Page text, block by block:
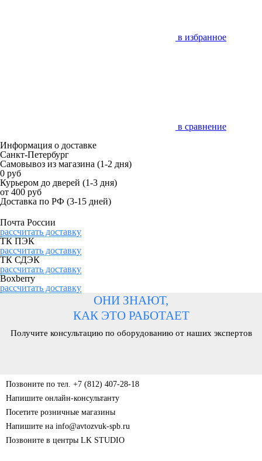
в избранное
в сравнение
Информация о доставке
Санкт-Петербург
Самовывоз из магазина (1-2 дня)
0 руб
Курьером до дверей (1-3 дня)
от 400 руб
Доставка по РФ (3-15 дней)
Почта России
рассчитать доставку
ТК ПЭК
рассчитать доставку
ТК СДЭК
рассчитать доставку
Boxberry
рассчитать доставку
ОНИ ЗНАЮТ,
КАК ЭТО РАБОТАЕТ
Получите консультацию по оборудованию от наших экспертов
Позвоните по тел. +7 (812) 407-28-18
Напишите онлайн-консультанту
Посетите розничные магазины
Напишите на info@avtozvuk-spb.ru
Позвоните в центры LK STUDIO